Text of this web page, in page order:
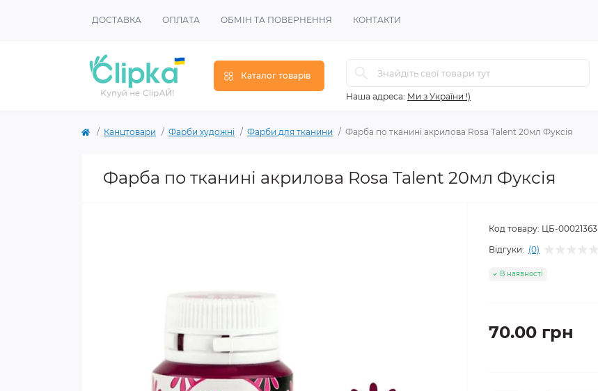
ДОСТАВКА ОПЛАТА ОБМІН ТА ПОВЕРНЕННЯ КОНТАКТИ
Каталог товарів
Наша адреса: Ми з України !)
Канцтовари Фарби художні Фарби для тканини Фарба по тканині акрилова Rosa Talent 20мл Фуксія
Фарба по тканині акрилова Rosa Talent 20мл Фуксія
Код товару: ЦБ-00021363
Відгуки: (0)
В наявності
70.00 грн